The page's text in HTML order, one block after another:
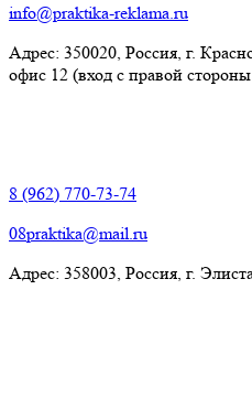
info@praktika-reklama.ru
Адрес: 350020, Россия, г.
офис 12 (вход с правой
8 (962) 770-73-74
08praktika@mail.ru
Адрес:​ 358003, Россия, г.